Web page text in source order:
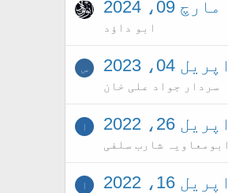
مارچ 09، 2024
ابو داؤد
اپریل 04، 2023
سردار جواد علی خان
س
اپریل 26، 2022
ابومعاویہ شارب سلفی
ا
اپریل 16، 2022 ا